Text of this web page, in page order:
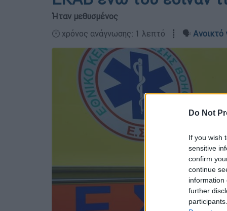
Do Not
If you wish
sensitive
confirm
continue
information
further
Ήταν μεθυσμένος
🕛 χρόνος ανάγνωσης: 1 λεπτό ┋ 🗣️ Ανοικτό